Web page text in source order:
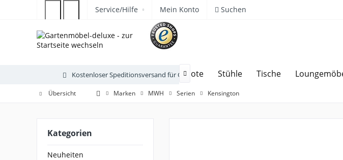
Service/Hilfe Mein Konto Suchen
Neuheiten Setangebote Stühle Tische

Kostenloser Speditionsversand für Gartenmöbel Sparen bei
Übersicht Marken MWH Serien Kensington
Kategorien
Neuheiten